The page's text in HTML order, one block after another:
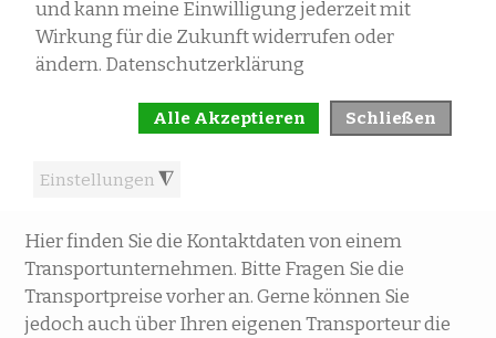
MENU
WIE BEKOMME ICH MEINE
Hier finden Sie die Kontaktdaten von einem
Transportunternehmen. Bitte Fragen Sie die
Transportpreise vorher an. Gerne können Sie
jedoch auch über Ihren eigenen Transporteur die